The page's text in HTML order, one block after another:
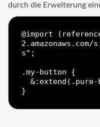
durch die Erweiterung
@import
s";
.my-button {
  &:extend(.pure-button all);